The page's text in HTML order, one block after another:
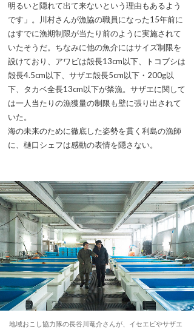
明るいと隠れて出て来ないという理由もあるよう
です」。川村さんが漁協の職員になった15年前に
はすでに漁期制限が当たり前のように実施されて
いたそうだ。ちなみに他の魚介にはサイズ制限を
設けており、アワビは殻長13cm以下、トコブシは
殻長4.5cm以下、サザエ殻長5cm以下・200g以
下、タカベ全長13cm以下が禁漁。サザエに関して
は一人当たりの漁獲量の制限も壁に張り出されて
いた。
海の未来のために徹底した姿勢を貫く利島の漁師
に、樋口シェフは感動の表情を隠さない。
地域おこし協力隊の長谷川竜介さんが、イセエビやサザエ